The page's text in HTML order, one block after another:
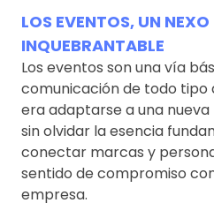
LOS EVENTOS, UN
INQUEBRANTABLE
Los eventos son una vía
comunicación de todo tipo
era adaptarse a una
sin olvidar la esencia
conectar marcas y
sentido de compromiso
empresa.